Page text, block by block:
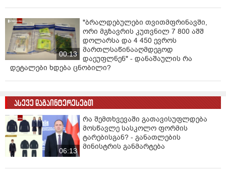
00:13
"ბრალდებულები თვითმფრინავში,
ორი მგზავრის კუთვნილ 7 800 აშშ
დოლარსა და 4 450 ევროს
მართლსაწინააღმდეგოდ
დაეუფლნენ" - დანაშაულის რა
დეტალები ხდება ცნობილი?
ასევე დაგაინტერესებთ
06:13
რა შემთხვევაში გათავისუფლდება
მოსწავლე სასკოლო ფორმის
ტარებისგან? - განათლების
მინისტრის განმარტება